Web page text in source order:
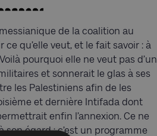
de la coalition au
qu’elle veut, et le fait savoir : à
pourquoi elle ne veut pas d’un
et sonnerait le glas à ses
les Palestiniens afin de les
et dernière Intifada dont
enfin l’annexion. Ce ne
son égard ; c’est un programme